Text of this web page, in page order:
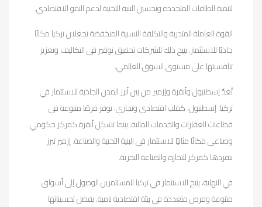
لتنمية الطاقات المتجددة وتحسين البنية التحتية لدعم النمو الاقتصادي.
القوة العاملة المتدربة والتكلفة النسبية المنخفضة تجعلان تركيا مكانًا
جاذبًا للاستثمار. يتيح ذلك للشركات تحقيق توفير في التكاليف وتعزيز
تنافسيتها على مستوى السوق العالمي.
تُعَدّ إسطنبول وأنقرة وإزمير من بين أبرز المدن الجاذبة للاستثمار في
تركيا. إسطنبول، كقلب اقتصادي وتجاري، توفر فرصًا متنوعة في
قطاعات العقارات والخدمات المالية. بينما تشكل أنقرة كمركز حكومي
وصناعي مكانًا مثاليًا للاستثمار في البنية التحتية والصناعة. إزمير تبرز
بتفردها كمركز للتجارة والصناعة البحرية.
في النهاية، يتيح الاستثمار في تركيا للمستثمرين الوصول إلى أسواق
متنوعة وفرص متعددة في بيئة اقتصادية نامية. بفضل تحسيناتها